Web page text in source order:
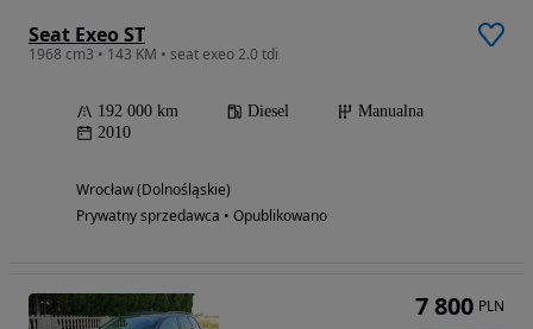
Seat Exeo ST
1968 cm3 • 143 KM • seat exeo 2.0 tdi
192 000 km Diesel
Manualna
2010
Wrocław (Dolnośląskie)
Prywatny sprzedawca • Opublikowano
7 800 PLN